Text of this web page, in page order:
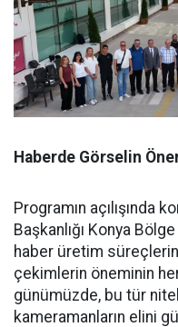
Haberde Görselin
Programın açılışında
Başkanlığı Konya
haber üretim
çekimlerin öneminin
günümüzde, bu tür
kameramanların elini